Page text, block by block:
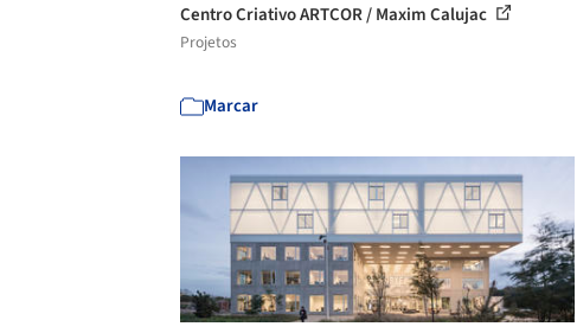
Centro Criativo ARTCOR / Maxim Calujac
Projetos
Marcar